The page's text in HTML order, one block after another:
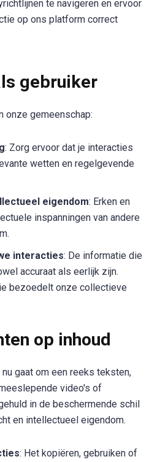
te navigeren en ervoor
op ons platform correct
gebruiker
onze gemeenschap:
: Zorg ervoor dat je interacties
wetten en regelgevende
eigendom: Erken en
inspanningen van andere
interacties: De informatie die
accuraat als eerlijk zijn.
bezoedelt onze collectieve
op inhoud
gaat om een reeks teksten,
video's of
in de beschermende schil
en intellectueel eigendom.
: Het kopiëren, gebruiken of